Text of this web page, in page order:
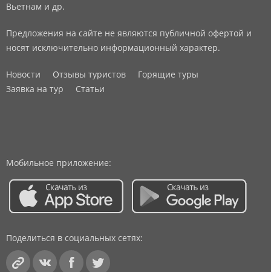
Вьетнам и др.
Предложения на сайте не являются публичной офертой и
носят исключительно информационный характер.
Новости Отзывы туристов
Горящие туры
Заявка на тур
Статьи
Мобильное приложение:
Поделиться в социальных сетях: